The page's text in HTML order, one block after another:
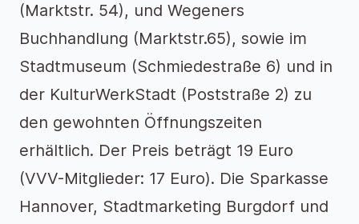
(Marktstr. 54), und Wegeners
Buchhandlung (Marktstr.65), sowie im
Stadtmuseum (Schmiedestraße 6) und in
der KulturWerkStadt (Poststraße 2) zu
den gewohnten Öffnungszeiten
erhältlich. Der Preis beträgt 19 Euro
(VVV-Mitglieder: 17 Euro). Die Sparkasse
Hannover, Stadtmarketing Burgdorf und